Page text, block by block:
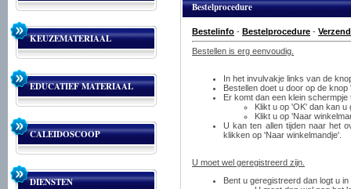
KEUZEMATERIAAL
EDUCATIEF MATERIAAL
CALEIDOSCOOP
DIENSTEN
Bestelprocedure
Bestelinfo - Bestelprocedure -
Bestellen is erg eenvoudig.
In het invulvakje links van de
Bestellen doet u door op de
Er komt dan een klein schermpje
Klikt u op 'OK' dan kan
Klikt u op 'Naar
U kan ten allen tijden naar het
klikken op 'Naar winkelmandje'.
U moet wel geregistreerd zijn.
Bent u geregistreerd dan logt u